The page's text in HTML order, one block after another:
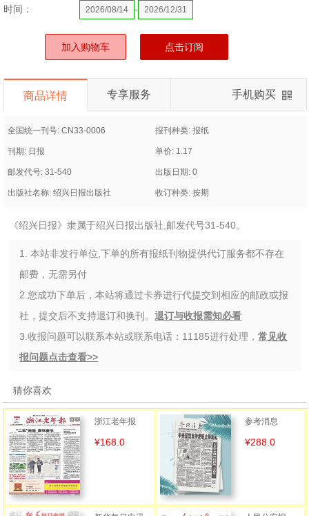
时间： 2026/08/14 - 2026/12/31
加入购物车 点击订阅
商品详情 专享服务 手机购买
全国统一刊号: CN33-0006 报刊种类: 报纸
刊期: 日报 单价: 1.17
邮发代号: 31-540 出版日期: 0
出版社名称: 绍兴日报出版社 收订种类: 按期
《绍兴日报》隶属于绍兴日报出版社,邮发代号31-540。
1. 本站非发行单位,下单的所有报纸刊物提供代订服务都不存在
邮费，无需另付
2.您成功下单后，本站将通过卡券进行代提交到相应的邮政或报
社，提交后不支持退订和换刊。退订与收报需知必看
3.收报问题可以联系本站或联系电话：11185进行处理，常见收
报问题点击查看>>
猜你喜欢
浙江老年报
¥168.0
参考消息
¥288.0